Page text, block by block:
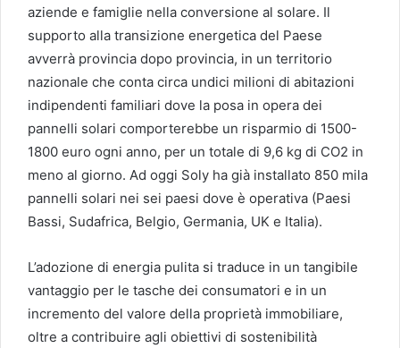
aziende e famiglie nella conversione al solare. Il
supporto alla transizione energetica del Paese
avverrà provincia dopo provincia, in un territorio
nazionale che conta circa undici milioni di abitazioni
indipendenti familiari dove la posa in opera dei
pannelli solari comporterebbe un risparmio di 1500-
1800 euro ogni anno, per un totale di 9,6 kg di CO2 in
meno al giorno. Ad oggi Soly ha già installato 850 mila
pannelli solari nei sei paesi dove è operativa (Paesi
Bassi, Sudafrica, Belgio, Germania, UK e Italia).
L’adozione di energia pulita si traduce in un tangibile
vantaggio per le tasche dei consumatori e in un
incremento del valore della proprietà immobiliare,
oltre a contribuire agli obiettivi di sostenibilità